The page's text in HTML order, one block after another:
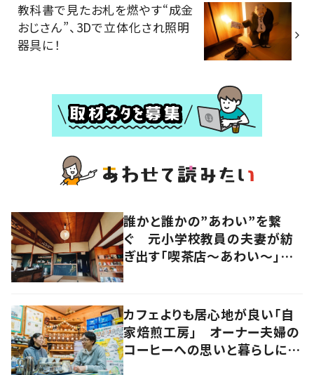
教科書で見たお札を燃やす“成金
おじさん”、3Dで立体化され照明
器具に！
誰かと誰かの”あわい”を繋
ぐ 元小学校教員の夫妻が紡
ぎ出す「喫茶店～あわい～」に
カフェよりも居心地が良い「自
家焙煎工房」 オーナー夫婦の
コーヒーへの思いと暮らしに迫